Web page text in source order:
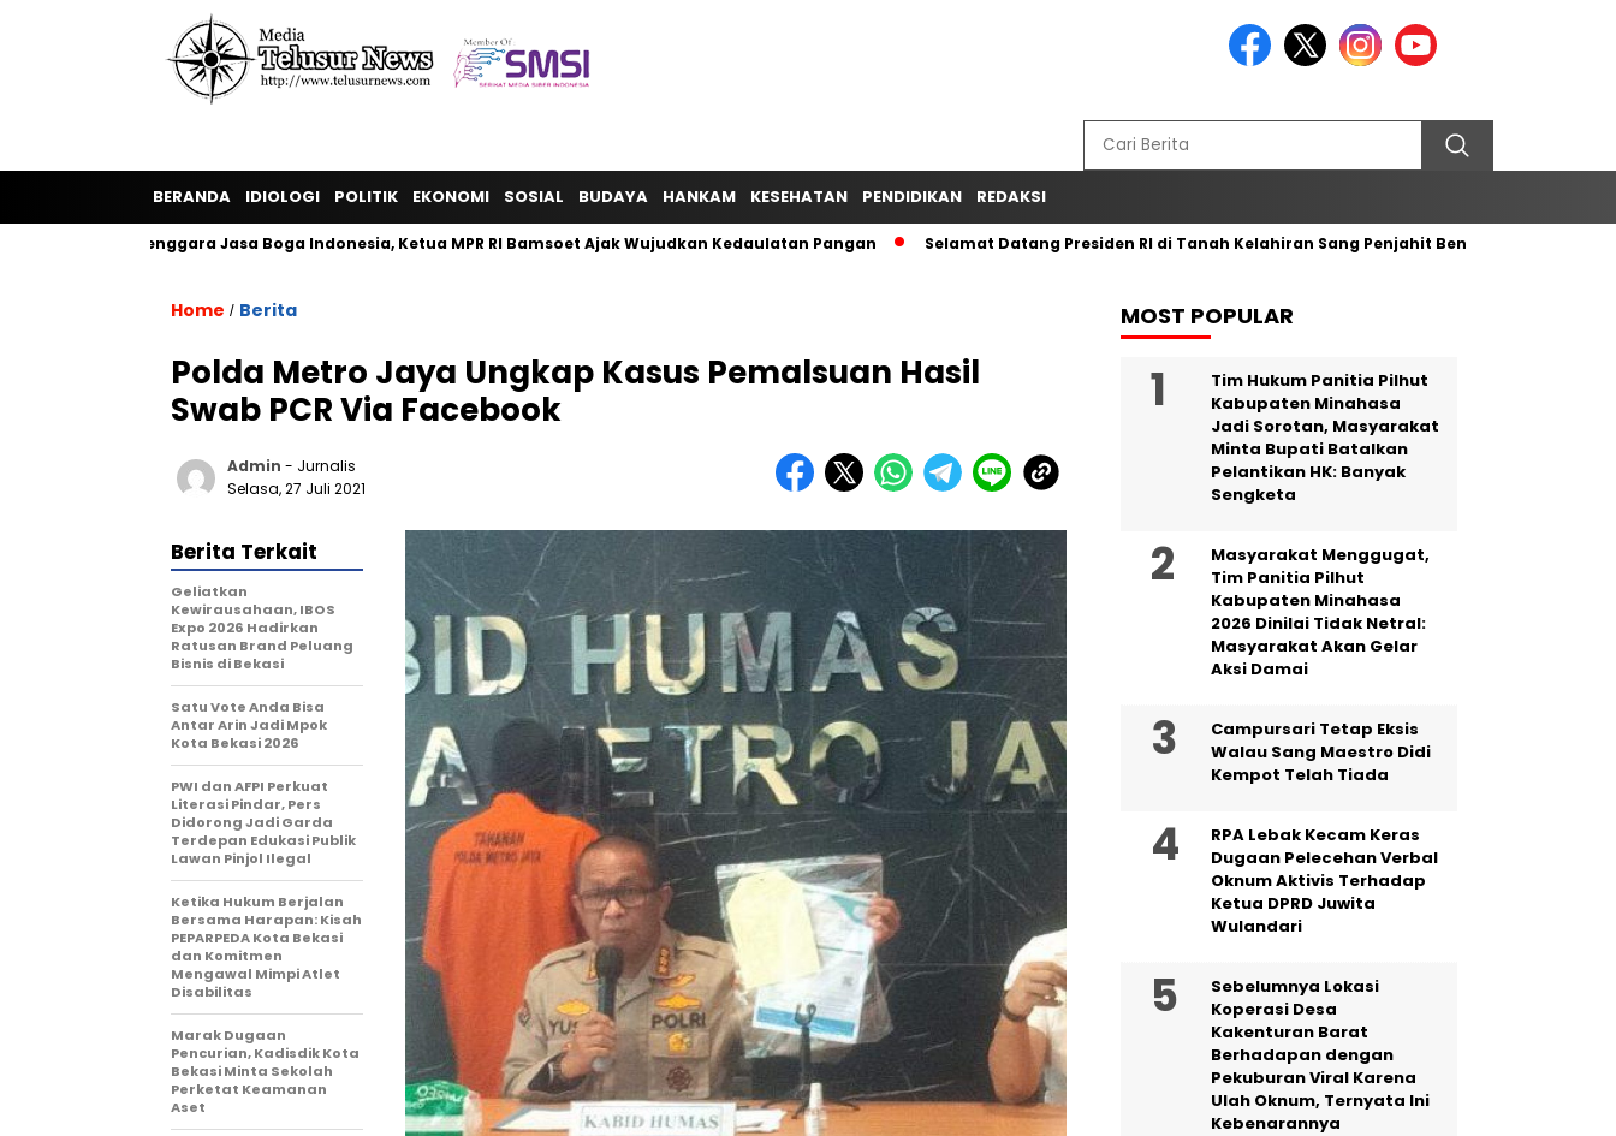
BERANDA IDIOLOGI POLITIK EKONOMI SOSIAL BUDAYA HANKAM KESEHATAN PENDIDIKAN REDAKSI
Penyelenggara Jasa Boga Indonesia, Ketua MPR RI Bamsoet Ajak Wujudkan Kedaulatan Pangan Selamat Datang Presiden RI di Tanah Kelahiran Sang Penjahit Bendera Merah Putih
Home / Berita
Polda Metro Jaya Ungkap Kasus Pemalsuan Hasil
Swab PCR Via Facebook
Admin - Jurnalis
Selasa, 27 Juli 2021
Berita Terkait
‎Geliatkan
Kewirausahaan, IBOS
Expo 2026 Hadirkan
Ratusan Brand Peluang
Bisnis di Bekasi
Satu Vote Anda Bisa
Antar Arin Jadi Mpok
Kota Bekasi 2026
PWI dan AFPI Perkuat
Literasi Pindar, Pers
Didorong Jadi Garda
Terdepan Edukasi Publik
Lawan Pinjol Ilegal
Ketika Hukum Berjalan
Bersama Harapan: Kisah
PEPARPEDA Kota Bekasi
dan Komitmen
Mengawal Mimpi Atlet
Disabilitas
‎Marak Dugaan
Pencurian, Kadisdik Kota
Bekasi Minta Sekolah
Perketat Keamanan
Aset
MOST POPULAR
Tim Hukum Panitia Pilhut
Kabupaten Minahasa
Jadi Sorotan, Masyarakat
Minta Bupati Batalkan
Pelantikan HK: Banyak
Sengketa
Masyarakat Menggugat,
Tim Panitia Pilhut
Kabupaten Minahasa
2026 Dinilai Tidak Netral:
Masyarakat Akan Gelar
Aksi Damai
Campursari Tetap Eksis
Walau Sang Maestro Didi
Kempot Telah Tiada
RPA Lebak Kecam Keras
Dugaan Pelecehan Verbal
Oknum Aktivis Terhadap
Ketua DPRD Juwita
Wulandari
Sebelumnya Lokasi
Koperasi Desa
Kakenturan Barat
Berhadapan dengan
Pekuburan Viral Karena
Ulah Oknum, Ternyata Ini
Kebenarannya